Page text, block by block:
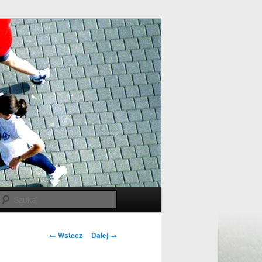
Nawigacja po
← Wstecz Dalej →